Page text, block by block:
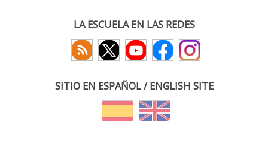
LA ESCUELA EN LAS REDES
SITIO EN ESPAÑOL / ENGLISH SITE